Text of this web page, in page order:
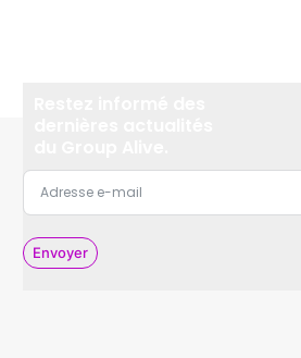
Envoyer